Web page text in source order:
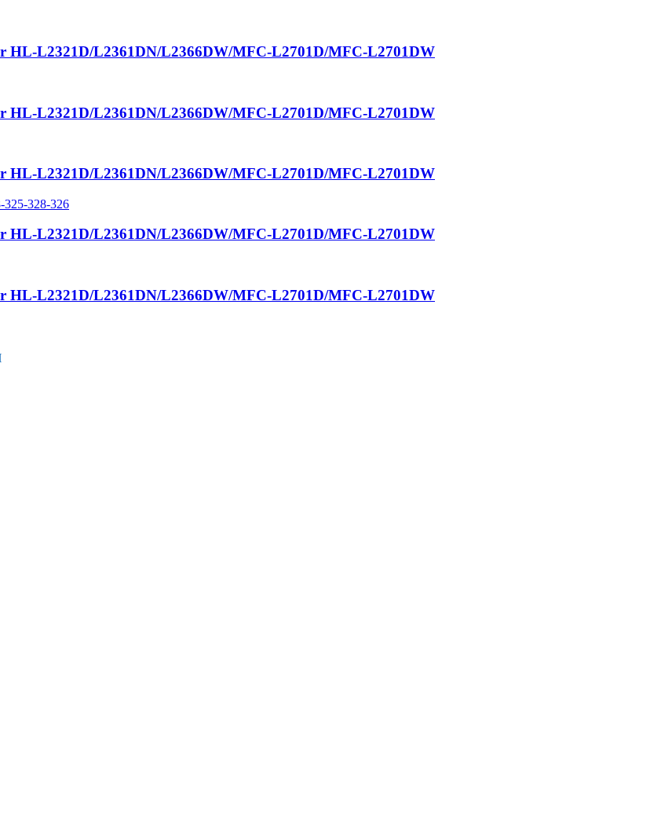
HL-L2321D/L2361DN/L2366DW/MFC-L2701D/MFC-L2701DW
HL-L2321D/L2361DN/L2366DW/MFC-L2701D/MFC-L2701DW
HL-L2321D/L2361DN/L2366DW/MFC-L2701D/MFC-L2701DW
HL-L2321D/L2361DN/L2366DW/MFC-L2701D/MFC-L2701DW
HL-L2321D/L2361DN/L2366DW/MFC-L2701D/MFC-L2701DW